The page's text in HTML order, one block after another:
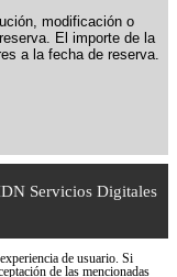
modificación o
El importe de la
a la fecha de reserva.
Servicios Digitales
de usuario. Si
de las mencionadas